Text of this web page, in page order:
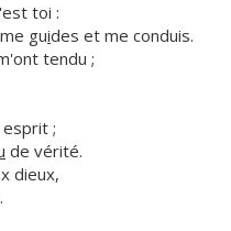
toi :
guides et me conduis.
tendu ;
;
de vérité.
dieux,